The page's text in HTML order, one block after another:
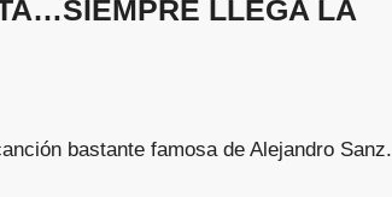
LLEGA LA
bastante famosa de Alejandro Sanz.